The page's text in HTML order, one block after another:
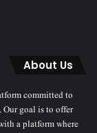
About Us
committed to
Our goal is to offer
a platform where